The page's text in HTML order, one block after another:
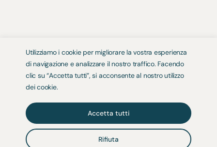
Utilizziamo i cookie per migliorare la vostra esperienza
di navigazione e analizzare il nostro traffico. Facendo
clic su “Accetta tutti”, si acconsente al nostro utilizzo
dei cookie.
Rifiuta
Accetta tutti
Partire per riscoprire se stessi e ritrovarsi
attraverso la scoperta degli altri.
Facebook YouTube